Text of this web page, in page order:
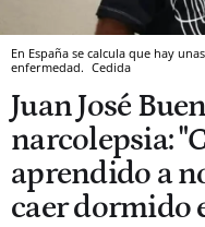
En España se calcula que hay
enfermedad. Cedida
Juan José
narcolepsia:
aprendido a
caer dormido